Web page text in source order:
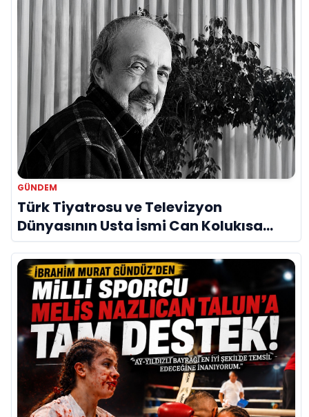
GÜNDEM
Türk Tiyatrosu ve Televizyon
Dünyasının Usta İsmi Can Kolukısa
Hayatını Kaybetti